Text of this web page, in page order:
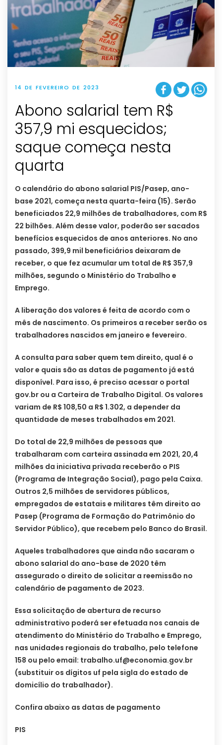
14 DE FEVEREIRO DE 2023
Abono salarial tem R$
357,9 mi esquecidos;
saque começa nesta
quarta
O calendário do abono salarial PIS/Pasep, ano-
base 2021, começa nesta quarta-feira (15). Serão
beneficiados 22,9 milhões de trabalhadores, com R$
22 bilhões. Além desse valor, poderão ser sacados
benefícios esquecidos de anos anteriores. No ano
passado, 399,9 mil beneficiários deixaram de
receber, o que fez acumular um total de R$ 357,9
milhões, segundo o Ministério do Trabalho e
Emprego.
A liberação dos valores é feita de acordo com o
mês de nascimento. Os primeiros a receber serão os
trabalhadores nascidos em janeiro e fevereiro.
A consulta para saber quem tem direito, qual é o
valor e quais são as datas de pagamento já está
disponível. Para isso, é preciso acessar o portal
gov.br ou a Carteira de Trabalho Digital. Os valores
variam de R$ 108,50 a R$ 1.302, a depender da
quantidade de meses trabalhados em 2021.
Do total de 22,9 milhões de pessoas que
trabalharam com carteira assinada em 2021, 20,4
milhões da iniciativa privada receberão o PIS
(Programa de Integração Social), pago pela Caixa.
Outros 2,5 milhões de servidores públicos,
empregados de estatais e militares têm direito ao
Pasep (Programa de Formação do Patrimônio do
Servidor Público), que recebem pelo Banco do Brasil.
Aqueles trabalhadores que ainda não sacaram o
abono salarial do ano-base de 2020 têm
assegurado o direito de solicitar a reemissão no
calendário de pagamento de 2023.
Essa solicitação de abertura de recurso
administrativo poderá ser efetuada nos canais de
atendimento do Ministério do Trabalho e Emprego,
nas unidades regionais do trabalho, pelo telefone
158 ou pelo email: trabalho.uf@economia.gov.br
(substituir os dígitos uf pela sigla do estado de
domicílio do trabalhador).
Confira abaixo as datas de pagamento
PIS